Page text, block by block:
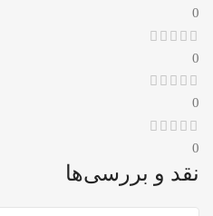
0
0
0
0
نقد و بررسی‌ها